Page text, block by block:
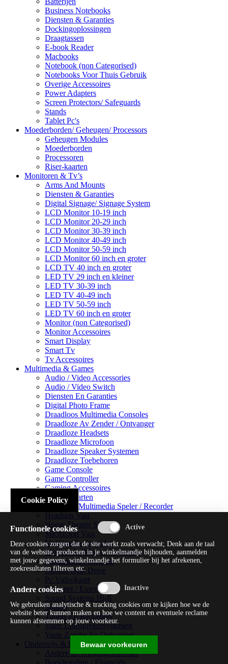
Business Notebooks
Diensten & Garanties
Dockingoplossingen
Draagtassen
E-book Reader
Macbooks
Notebook (non Categorised)
Notebooks Voor Thuis Gebruik
Overige Accessoires
Power Adapters
Screen Protectors/ Safeguards
Stands
Tablet Pc's
Moederborden/ Geheugen/ Processors
Geheugen Modules
Moederborden
Processoren
Riser-kaarten
Monitoren & Tv’s
Arms And Mounts
Diensten & Garanties
Digital Signage/ Signage System
LCD Monitor 10-19 inch
LCD Monitor 20-29 inch
LCD Monitor 30-39 inch
LCD Monitor 40-49 inch
LCD Monitor 50-59 inch
LCD Monitor 60 inch en groter
LCD TV 40 inch en groter
LED TV 29 inch en kleiner
LED TV 30-39 inch
LED TV 40-49 inch
LED TV 50-59 inch
LED TV 60 inch en groter
Monitor (non Categorised)
Monitor Accessoires
Smart Display
Smart Tv
Tv Accessoires
Multimedia & Games
Audio / Video Accessories
Audio / Video Switch
Diensten En Garanties
Digital Photo Frame
Draadloos Multimedia Consoles
Draadloze Av Zender / Ontvanger
Draadloze Headsets
Draadloze Microfoon
Draadloze Speaker Systemen
Draadloze Toebehoren
Game Console
Game Controller
Gaming Accessoires
Geluidskaarten
Handheld Multimedia Speler / Recorder
Headsets Vast
Home Theater Systems
Microfoon Vast
Multimedia Consoles
Multimedia Mixer / Versterker
Multimedia Productie
Optical Disk Drive
Pc Videokaart
Repeater / Extender
Sound Systems Hi-fi
Splitter
Tuners En Recorders
Vaste Luidsprekersystemen
Vaste Zender En Ontvanger
Onderwijs & Recreatie
Andere Beveiligingssoftware
Cookie Policy
Functionele cookies
Deze cookies zorgen dat de site werkt zoals verwacht; Denk aan de taal
van de website, producten in je winkelmandje bijhouden, aanmelden
met jouw gegevens, winkelmandje het formulier bij het afrekenen,
zoekresultaten filteren etc.
Andere cookies
We gebruiken analytische & tracking cookies om te kijken hoe we de
website beter kunnen maken en hoe we content en eventuele reclame
kunnen afstemmen op jouw voorkeur.
Bewaar voorkeuren